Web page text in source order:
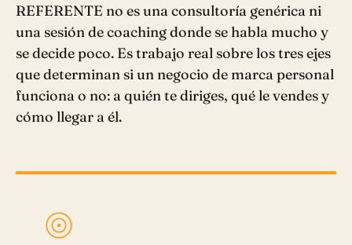
REFERENTE no es una consultoría genérica ni
una sesión de coaching donde se habla mucho y
se decide poco. Es trabajo real sobre los tres ejes
que determinan si un negocio de marca personal
funciona o no: a quién te diriges, qué le vendes y
cómo llegar a él.